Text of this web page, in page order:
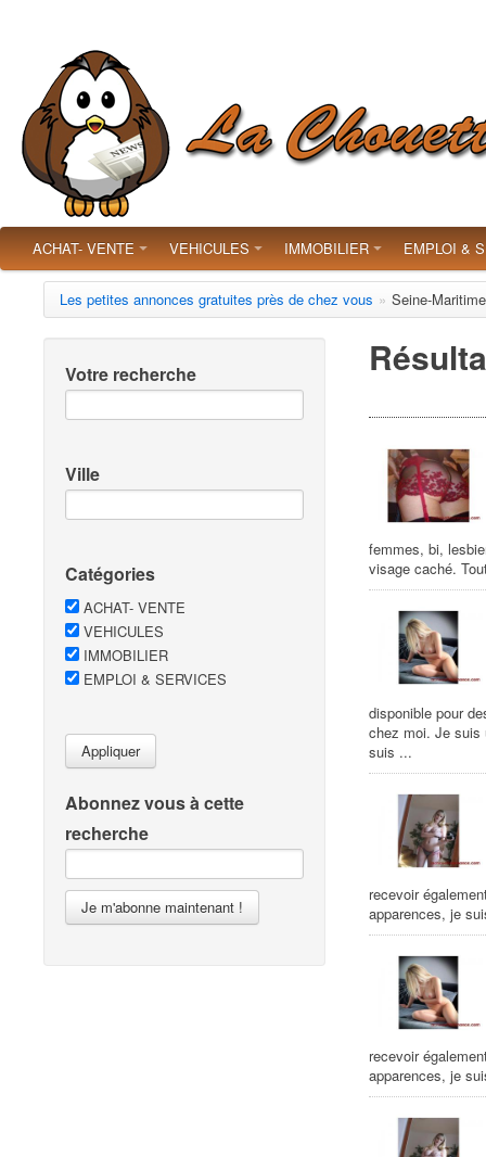
ACHAT- VENTE VEHICULES IMMOBILIER EMPLOI &
Les petites annonces gratuites près de chez vous » Seine-Maritime
Votre recherche
Ville
Catégories
ACHAT- VENTE
VEHICULES
IMMOBILIER
EMPLOI & SERVICES
Appliquer
Abonnez vous à cette
recherche
Je m'abonne maintenant !
femmes, bi,
visage caché.
disponible pour
chez moi. Je suis
suis ...
recevoir
apparences, je
recevoir
apparences, je